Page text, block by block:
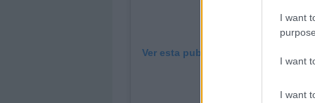
I want
I want
I want
Ver esta publicación en Instagram